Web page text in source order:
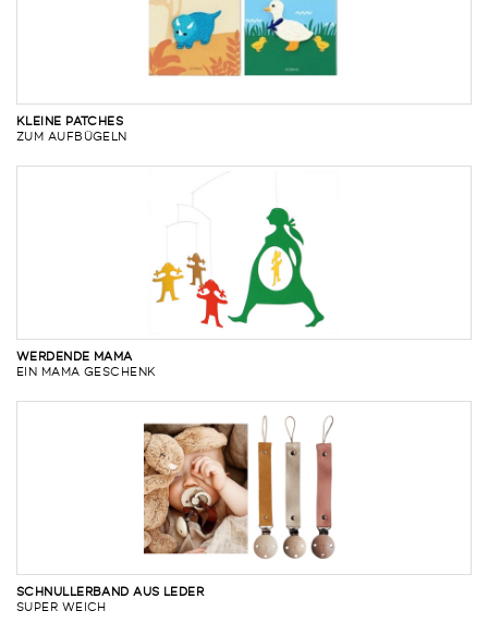
KLEINE PATCHES
ZUM AUFBÜGELN
WERDENDE MAMA
EIN MAMA GESCHENK
SCHNULLERBAND AUS LEDER
SUPER WEICH